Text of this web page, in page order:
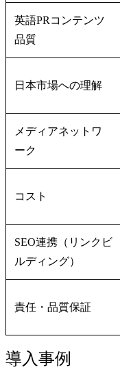
英語PRコンテンツ
品質
日本市場への理解
メディアネットワ
ーク
コスト
SEO連携（リンクビ
ルディング）
責任・品質保証
導入事例